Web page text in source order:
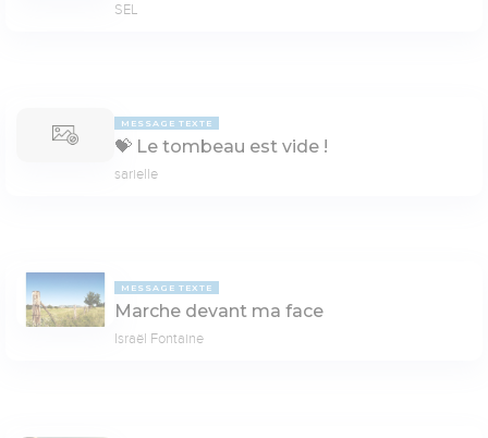
SEL
MESSAGE TEXTE
💝 Le tom­beau est vide !
sarielle
MESSAGE TEXTE
Marche devant ma face
Israël Fontaine